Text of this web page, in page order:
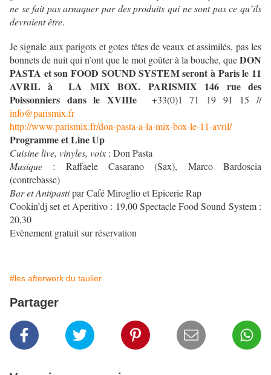
ne se fait pas arnaquer par des produits qui ne sont pas ce qu’ils
devraient être.
Je signale aux parigots et gotes têtes de veaux et assimilés, pas les
bonnets de nuit qui n’ont que le mot goûter à la bouche, queDON
PASTA et son FOOD SOUND SYSTEM seront à Paris le 11
AVRIL à LA MIX BOX. PARISMIX 146 rue des
Poissonniers dans le XVIIIe +33(0)1 71 19 91 15 //
info@parismix.fr
http://www.parismix.fr/don-pasta-a-la-mix-box-le-11-avril/
Programme et Line Up
Cuisine live, vinyles, voix : Don Pasta
Musique : Raffaele Casarano (Sax), Marco Bardoscia
(contrebasse)
Bar et Antipastipar Café Miroglio et Epicerie Rap
Cookin’dj set et Aperitivo : 19,00 Spectacle Food Sound System :
20,30
Evènement gratuit sur réservation
#les afterwork du taulier
Partager